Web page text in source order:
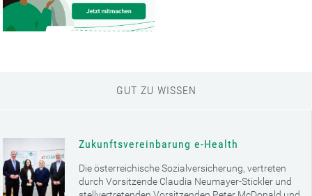
GUT ZU WISSEN
Zukunftsvereinbarung e-Health
Die österreichische Sozialversicherung, vertreten
durch Vorsitzende Claudia Neumayer-Stickler und